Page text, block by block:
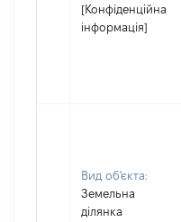
[Конфіденційна
інформація]
Вид об'єкта:
Земельна
ділянка